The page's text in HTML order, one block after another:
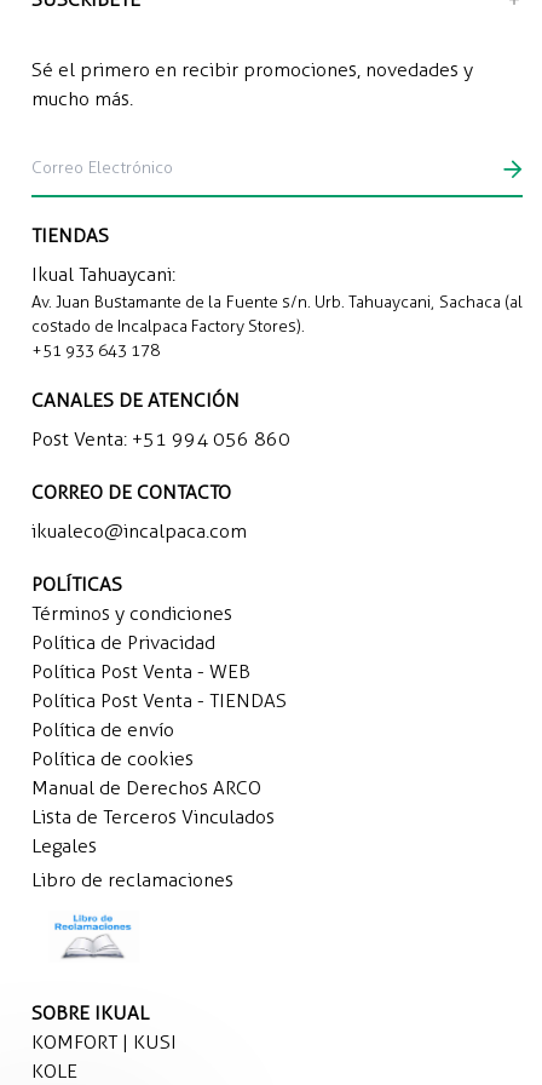
TIENDAS
Ikual Tahuaycani:
Av. Juan Bustamante de la Fuente s/n. Urb. Tahuaycani, Sachaca (al
costado de Incalpaca Factory Stores).
+51 933 643 178
CANALES DE ATENCIÓN
Post Venta: +51 994 056 860
CORREO DE CONTACTO
ikualeco@incalpaca.com
POLÍTICAS
Términos y condiciones
Política de Privacidad
Política Post Venta - WEB
Política Post Venta - TIENDAS
Política de envío
Política de cookies
Manual de Derechos ARCO
Lista de Terceros Vinculados
Legales
Libro de reclamaciones
SOBRE IKUAL
KOMFORT | KUSI
KOLE
Sé el primero en recibir promociones, novedades y
mucho más.